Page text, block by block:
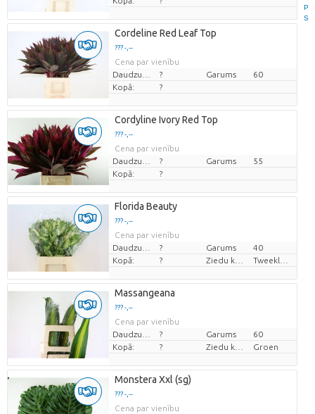
P
S
Cordeline Red Leaf Top
??? -,--
Cena par vienību
? Garums
60
Kopā:
?
Cordyline Ivory Red Top
??? -,--
Cena par vienību
? Garums
55
Kopā:
?
Florida Beauty
??? -,--
Cena par vienību
? Garums
40
Kopā:
?
Massangeana
??? -,--
Cena par vienību
? Garums
60
Kopā:
? Groen
Monstera Xxl (sg)
??? -,--
Cena par vienību